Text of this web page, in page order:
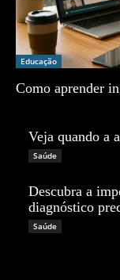
Educação
Como aprender
Veja quando a
Saúde
Descubra a
diagnóstico
Saúde